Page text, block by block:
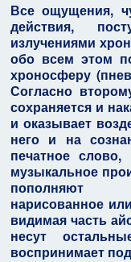
Все ощущения,
действия,
излучениями
обо всем этом
хроносферу
Согласно
сохраняется и
и оказывает
него и на
печатное
музыкальное
пополняют
нарисованное
видимая часть
несут
воспринимает